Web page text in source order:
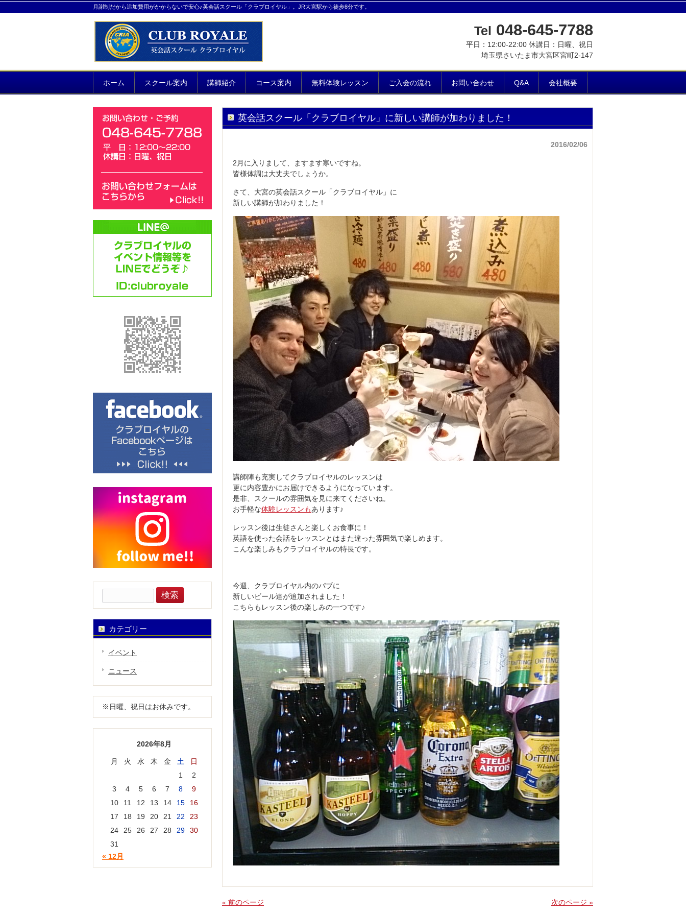
月謝制だから追加費用がかからないで安心♪英会話スクール「クラブロイヤル」。JR大宮駅から徒歩8分です。
Tel 048-645-7788
平日：12:00-22:00 休講日：日曜、祝日
埼玉県さいたま市大宮区宮町2-147
ホーム スクール案内 講師紹介 コース案内 無料体験レッスン ご入会の流れ お問い合わせ Q&A 会社概要
英会話スクール「クラブロイヤル」に新しい講師が加わりました！
2016/02/06
2月に入りまして、ますます寒いですね。
皆様体調は大丈夫でしょうか。
さて、大宮の英会話スクール「クラブロイヤル」に
新しい講師が加わりました！
講師陣も充実してクラブロイヤルのレッスンは
更に内容豊かにお届けできるようになっています。
是非、スクールの雰囲気を見に来てくださいね。
お手軽な体験レッスンもあります♪
レッスン後は生徒さんと楽しくお食事に！
英語を使った会話をレッスンとはまた違った雰囲気で楽しめます。
こんな楽しみもクラブロイヤルの特長です。
今週、クラブロイヤル内のパブに
新しいビール達が追加されました！
こちらもレッスン後の楽しみの一つです♪
« 前のページ 次のページ »
検
索:
カテゴリー
イベント
ニュース
※日曜、祝日はお休みです。
2026年8月
月 火 水 木 金 土
日
1
2
3
4 5 6 7 8
9
10
11 12 13 14 15
16
17
18 19 20 21 22
23
24
25 26 27 28 29
30
31
« 12月